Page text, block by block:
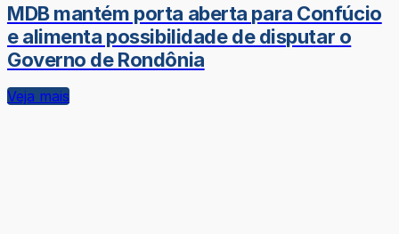
MDB mantém porta aberta para Confúcio
e alimenta possibilidade de disputar o
Governo de Rondônia
Veja mais